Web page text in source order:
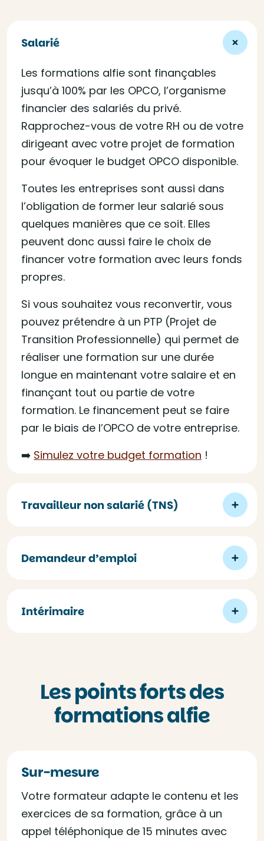
Salarié
Les formations alfie sont finançables
jusqu’à 100% par les OPCO, l’organisme
financier des salariés du privé.
Rapprochez-vous de votre RH ou de votre
dirigeant avec votre projet de formation
pour évoquer le budget OPCO disponible.
Toutes les entreprises sont aussi dans
l’obligation de former leur salarié sous
quelques manières que ce soit. Elles
peuvent donc aussi faire le choix de
financer votre formation avec leurs fonds
propres.
Si vous souhaitez vous reconvertir, vous
pouvez prétendre à un PTP (Projet de
Transition Professionnelle) qui permet de
réaliser une formation sur une durée
longue en maintenant votre salaire et en
finançant tout ou partie de votre
formation. Le financement peut se faire
par le biais de l’OPCO de votre entreprise.
➡️ Simulez votre budget formation !
Travailleur non salarié (TNS)
Demandeur d’emploi
Intérimaire
Les points forts des
formations alfie
Sur-mesure
Votre formateur adapte le contenu et les
exercices de sa formation, grâce à un
appel téléphonique de 15 minutes avec